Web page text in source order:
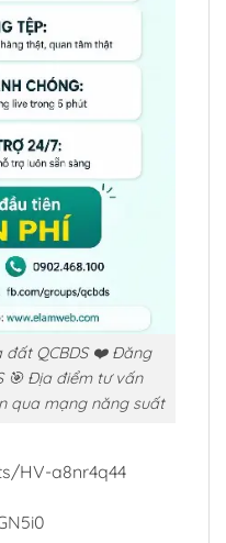
đất QCBDS ❤️ Đăng
🎯 Địa điểm tư vấn
qua mạng năng suất
HV-a8nr4q44